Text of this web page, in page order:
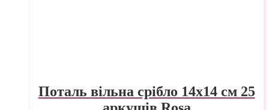
Поталь вільна срібло 14х14 см 25